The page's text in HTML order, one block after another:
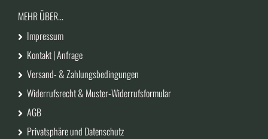
MEHR ÜBER...
Impressum
Kontakt | Anfrage
Versand- & Zahlungsbedingungen
Widerrufsrecht & Muster-Widerrufsformular
AGB
Privatsphäre und Datenschutz